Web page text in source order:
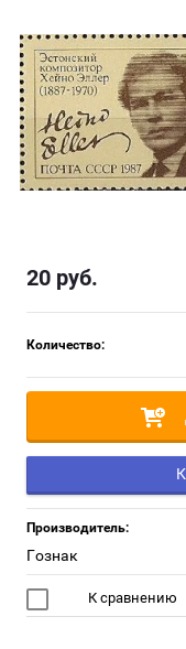
20 руб.
Количество:
Производитель:
Гознак
К сравнению